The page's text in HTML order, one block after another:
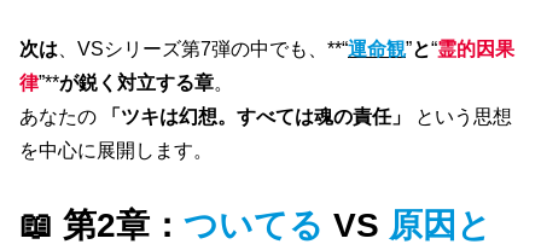
次は 、VSシリーズ第7弾の中でも、**“運命観”と“霊的因果
律”**が鋭く対立する章。
あなたの
「ツキは幻想。すべては魂の責任」
という思想
を中心に展開します。
📖 第2章： ついてる VS 原因と